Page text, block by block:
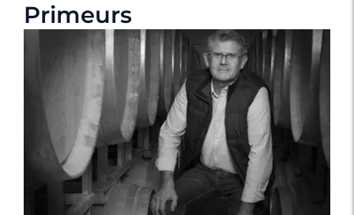
Primeurs